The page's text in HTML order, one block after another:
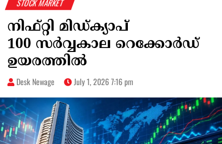
STOCK MARKET
നിഫ്റ്റി മിഡ്ക്യാപ്
100 സർവ്വകാല റെക്കോർഡ്
ഉയരത്തിൽ
Desk Newage July 1, 2026 7:16 pm